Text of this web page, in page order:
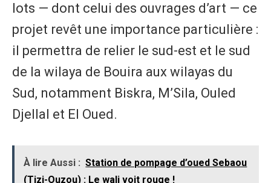
lots — dont celui des ouvrages d’art — ce
projet revêt une importance particulière :
il permettra de relier le sud-est et le sud
de la wilaya de Bouira aux wilayas du
Sud, notamment Biskra, M’Sila, Ouled
Djellal et El Oued.
À lire Aussi : Station de pompage d’oued Sebaou
(Tizi-Ouzou) : Le wali voit rouge !